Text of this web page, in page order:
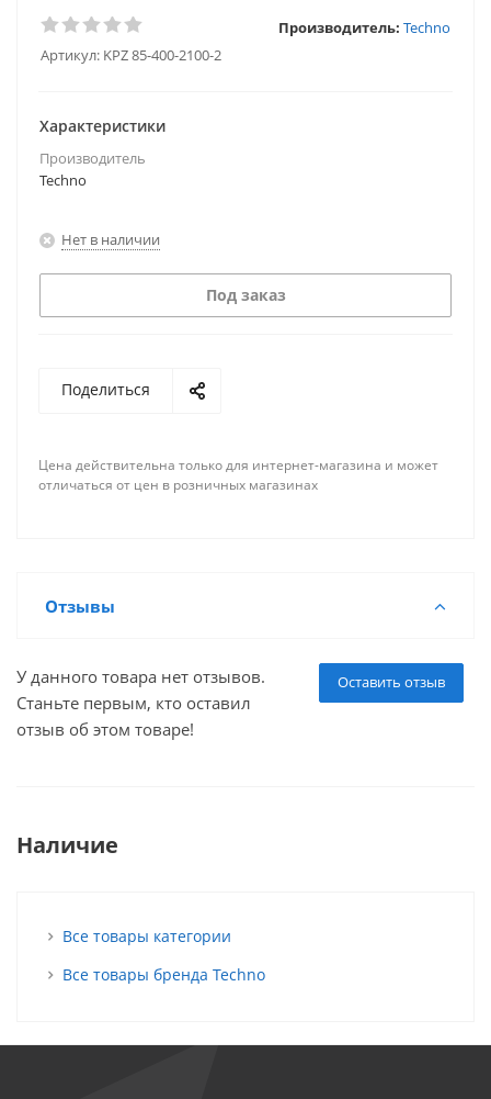
Артикул: KPZ 85-400-2100-2
Производитель: Techno
Характеристики
Производитель
Techno
Нет в наличии
Под заказ
Поделиться
Цена действительна только для интернет-магазина и может
отличаться от цен в розничных магазинах
Отзывы
Оставить отзыв
У данного товара нет отзывов.
Станьте первым, кто оставил
отзыв об этом товаре!
Наличие
Все товары категории
Все товары бренда Techno